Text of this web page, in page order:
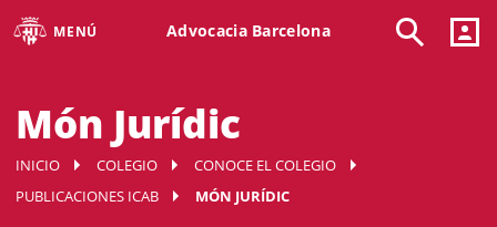
MENÚ Advocacia Barcelona
Món Jurídic
INICIO COLEGIO
CONOCE EL COLEGIO
PUBLICACIONES ICAB
MÓN JURÍDIC